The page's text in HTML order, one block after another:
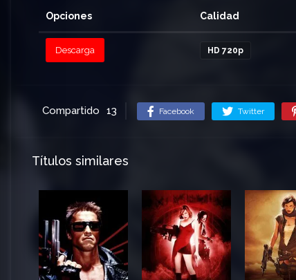
Opciones Calidad
Descarga HD 720p
Compartido 13 Facebook Twitter
Títulos similares